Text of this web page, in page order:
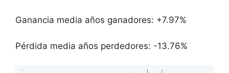
Ganancia media años ganadores: +7.97%
Pérdida media años perdedores: -13.76%